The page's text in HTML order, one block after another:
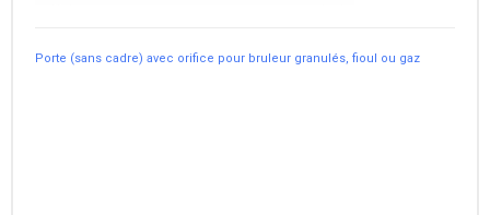
Porte (sans cadre) avec orifice pour bruleur granulés, fioul ou gaz